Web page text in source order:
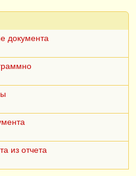
.Количество КАК
. Грузополучатель
.АдресДоставки КАК
.ДокОтгрузки
документа
из отчета